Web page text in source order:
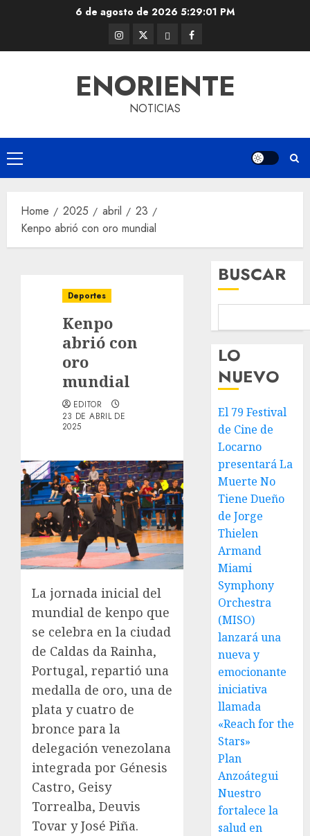
6 de agosto de 2026 5:29:02 PM
Instagram
@EnOriente
Twitter
(X)
ThreadsFacebook
ENORIENTE
NOTICIAS
Primary
Menu
Home 2025 abril
23
Kenpo abrió con oro mundial
Deportes
Kenpo
abrió con
oro
mundial
EDITOR
23 DE ABRIL DE
2025
La jornada inicial del
mundial de kenpo que
se celebra en la ciudad
de Caldas da Rainha,
Portugal, repartió una
medalla de oro, una de
plata y cuatro de
bronce para la
delegación venezolana
integrada por Génesis
Castro, Geisy
Torrealba, Deuvis
Tovar y José Piña.
BUSCAR
LO
NUEVO
El 79 Festival
de Cine de
Locarno
presentará La
Muerte No
Tiene Dueño
de Jorge
Thielen
Armand
Miami
Symphony
Orchestra
(MISO)
lanzará una
nueva y
emocionante
iniciativa
llamada
«Reach for the
Stars»
Plan
Anzoátegui
Nuestro
fortalece la
salud en